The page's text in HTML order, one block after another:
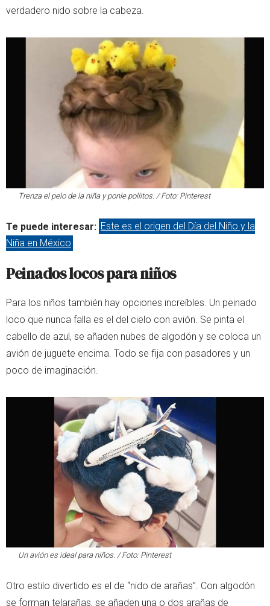
verdadero nido sobre la cabeza.
Trenza el pelo de la niña y ponle pollitos. / Foto: Pinterest
Te puede interesar: Este es el origen del Día del Niño y la
Niña en México
Peinados locos para niños
Para los niños también hay opciones increíbles. Un peinado
loco que nunca falla es el del cielo con avión. Se pinta el
cabello de azul, se añaden nubes de algodón y se coloca un
avión de juguete encima. Todo se fija con pasadores y un
poco de imaginación.
Un avión es ideal para niños. / Foto: Pinterest
Otro estilo divertido es el de “nido de arañas”. Con algodón
se forman telarañas, se añaden una o dos arañas de